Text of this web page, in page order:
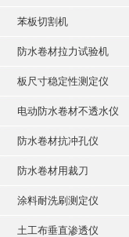
苯板切割机
防水卷材拉力试验机
板尺寸稳定性测定仪
电动防水卷材不透水仪
防水卷材抗冲孔仪
防水卷材用裁刀
涂料耐洗刷测定仪
土工布垂直渗透仪